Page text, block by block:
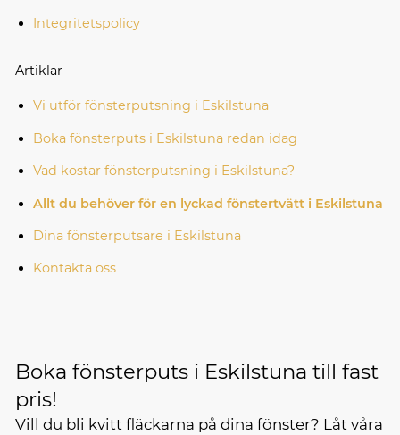
Integritetspolicy
Artiklar
Vi utför fönsterputsning i Eskilstuna
Boka fönsterputs i Eskilstuna redan idag
Vad kostar fönsterputsning i Eskilstuna?
Allt du behöver för en lyckad fönstertvätt i Eskilstuna
Dina fönsterputsare i Eskilstuna
Kontakta oss
Boka fönsterputs i Eskilstuna till fast
pris!
Vill du bli kvitt fläckarna på dina fönster? Låt våra